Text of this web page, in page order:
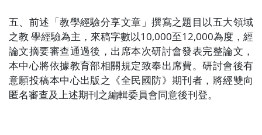
五、前述「教學經驗分享文章」撰寫之題目以五大領域
之教 學經驗為主，來稿字數以10,000至12,000為度，經
論文摘要審查通過後，出席本次研討會發表完整論文，
本中心將依據教育部相關規定致奉出席費。研討會後有
意願投稿本中心出版之《全民國防》期刊者，將經雙向
匿名審查及上述期刊之編輯委員會同意後刊登。